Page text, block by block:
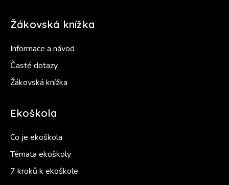
Žákovská knížka
Informace a návod
Časté dotazy
Žákovská knížka
Ekoškola
Co je ekoškola
Témata ekoškoly
7 kroků k ekoškole